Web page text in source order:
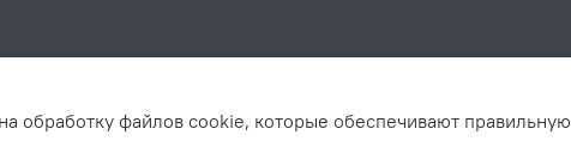
обработку файлов cookie, которые обеспечивают правильную